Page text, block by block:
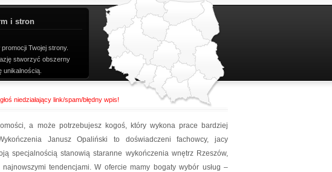
i stron
Twojej strony.
stworzyć obszerny
unikalnością.
niedziałający link/spam/błędny wpis!
a może potrzebujesz kogoś, który wykona prace bardziej
Janusz Opaliński to doświadczeni fachowcy, jacy
specjalnością stanowią staranne wykończenia wnętrz Rzeszów,
tendencjami. W ofercie mamy bogaty wybór usług –